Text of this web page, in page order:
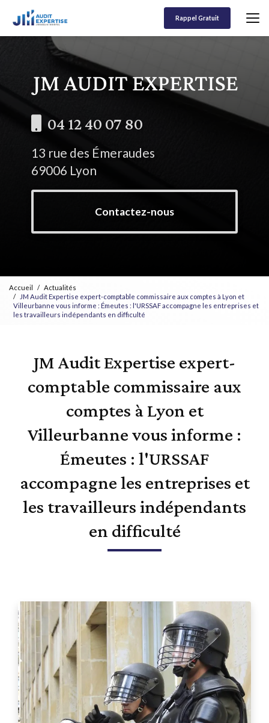
contenu
Rappel Gratuit
04 12 40 07 80
13 rue des Émeraudes
69006 Lyon
Contactez-nous
Accueil
Actualités
JM Audit Expertise expert-comptable commissaire aux comptes à Lyon et
Villeurbanne vous informe : Émeutes : l'URSSAF accompagne les entreprises et
les travailleurs indépendants en difficulté
JM Audit Expertise expert-
comptable commissaire aux
comptes à Lyon et
Villeurbanne vous informe :
Émeutes : l'URSSAF
accompagne les entreprises et
les travailleurs indépendants
en difficulté